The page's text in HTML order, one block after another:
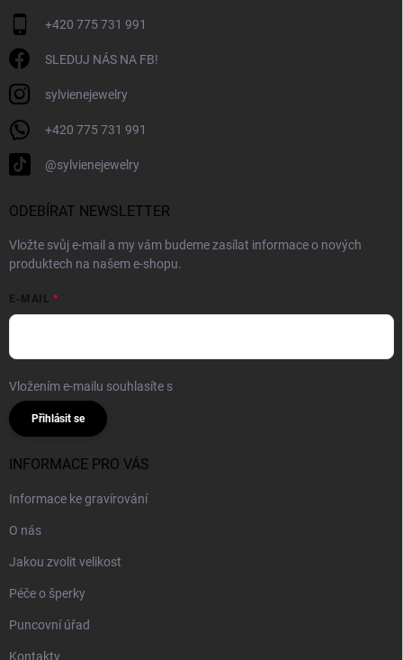
+420 775 731 991
SLEDUJ NÁS NA FB!
sylvienejewelry
+420 775 731 991
@sylvienejewelry
ODEBÍRAT NEWSLETTER
Vložte svůj e-mail a my vám budeme zasílat informace o nových
produktech na našem e-shopu.
E-MAIL
Vložením e-mailu souhlasíte s
Přihlásit se
INFORMACE PRO VÁS
Informace ke gravírování
O nás
Jakou zvolit velikost
Péče o šperky
Puncovní úřad
Kontakty